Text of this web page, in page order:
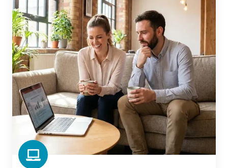
Wie
Coworking-
Spaces
ihren
Mitgliedern
Zeit
zurückgewinnen
können